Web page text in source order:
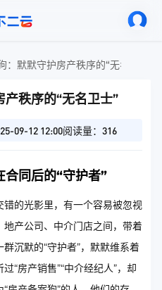
：默默守护房产秩序的“无名卫士”
秩序的“无名卫士”
09-12 12:00阅读量：316
同后的“守护者”
的光影里，有一个容易被忽视
产公司、中介门店之间，带着
沉默的“守护者”，默默维系着
“房产销售”“中介经纪人”，却